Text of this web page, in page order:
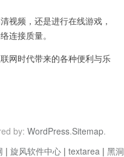
频，还是进行在线游戏，
连接质量。
时代带来的各种便利与乐
by: WordPress.Sitemap.
| 旋风软件中心 | textarea | 黑